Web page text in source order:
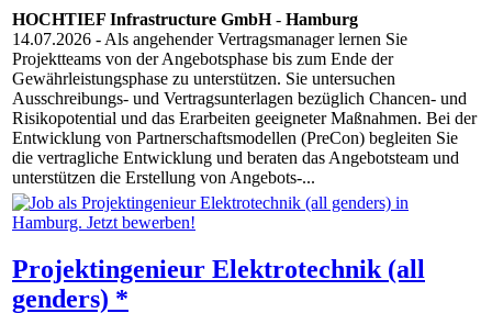
HOCHTIEF Infrastructure GmbH- Hamburg
14.07.2026 - Als angehender Vertragsmanager lernen Sie
Projektteams von der Angebotsphase bis zum Ende der
Gewährleistungsphase zu unterstützen. Sie untersuchen
Ausschreibungs- und Vertragsunterlagen bezüglich Chancen- und
Risikopotential und das Erarbeiten geeigneter Maßnahmen. Bei der
Entwicklung von Partnerschaftsmodellen (PreCon) begleiten Sie
die vertragliche Entwicklung und beraten das Angebotsteam und
unterstützen die Erstellung von Angebots-...
Projektingenieur Elektrotechnik (all
genders) *